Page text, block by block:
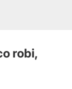
robi,